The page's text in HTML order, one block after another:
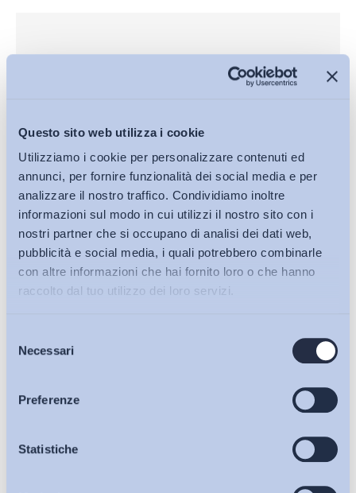
Questo sito web utilizza i cookie
Utilizziamo i cookie per personalizzare contenuti ed
annunci, per fornire funzionalità dei social media e per
analizzare il nostro traffico. Condividiamo inoltre
informazioni sul modo in cui utilizzi il nostro sito con i
nostri partner che si occupano di analisi dei dati web,
pubblicità e social media, i quali potrebbero combinarle
con altre informazioni che hai fornito loro o che hanno
raccolto dal tuo utilizzo dei loro servizi.
delNecessari
Preferenze
Statistiche
Bollettini ADAPT
Articoli
Osservatori
Altro
Lavoro all’estero – Indicazioni per la pensione nella
Gestione Separata
Bollettino ADAPT - 27 Gennaio 2025